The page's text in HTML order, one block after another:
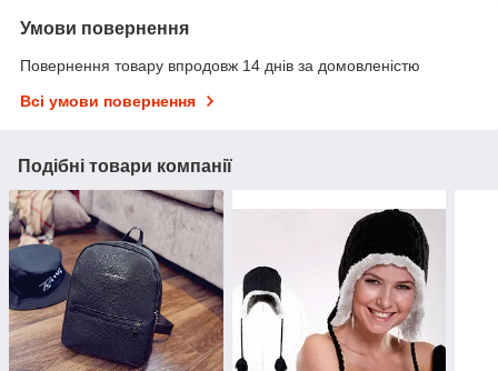
Умови повернення
Повернення товару впродовж 14 днів за домовленістю
Всі умови повернення
Подібні товари компанії